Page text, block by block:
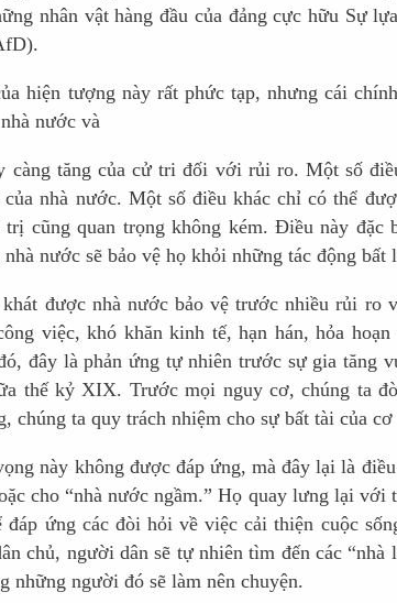
nhân vật hàng đầu của đảng cực hữu Sự
hiện tượng này rất phức tạp, nhưng cái
nước và
càng tăng của cử tri đối với rủi ro. Một số
của nhà nước. Một số điều khác chỉ có thể
trị cũng quan trọng không kém. Điều này đặc
nước sẽ bảo vệ họ khỏi những tác động bất
được nhà nước bảo vệ trước nhiều rủi ro
việc, khó khăn kinh tế, hạn hán, hỏa
đây là phản ứng tự nhiên trước sự gia tăng
thế kỷ XIX. Trước mọi nguy cơ, chúng ta
chúng ta quy trách nhiệm cho sự bất tài của cơ
này không được đáp ứng, mà đây lại là
cho “nhà nước ngầm.” Họ quay lưng lại
đáp ứng các đòi hỏi về việc cải thiện cuộc
chủ, người dân sẽ tự nhiên tìm đến các “nhà
những người đó sẽ làm nên chuyện.